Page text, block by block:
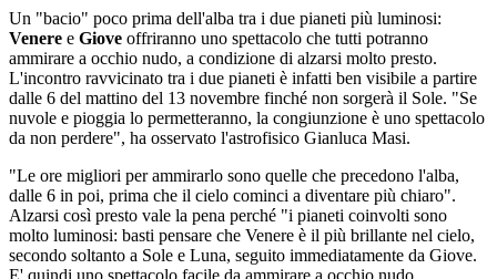
Un "bacio" poco prima dell'alba tra i due pianeti più luminosi:
Venere e Giove offriranno uno spettacolo che tutti potranno
ammirare a occhio nudo, a condizione di alzarsi molto presto.
L'incontro ravvicinato tra i due pianeti è infatti ben visibile a partire
dalle 6 del mattino del 13 novembre finché non sorgerà il Sole. "Se
nuvole e pioggia lo permetteranno, la congiunzione è uno spettacolo
da non perdere", ha osservato l'astrofisico Gianluca Masi.
"Le ore migliori per ammirarlo sono quelle che precedono l'alba,
dalle 6 in poi, prima che il cielo cominci a diventare più chiaro".
Alzarsi così presto vale la pena perché "i pianeti coinvolti sono
molto luminosi: basti pensare che Venere è il più brillante nel cielo,
secondo soltanto a Sole e Luna, seguito immediatamente da Giove.